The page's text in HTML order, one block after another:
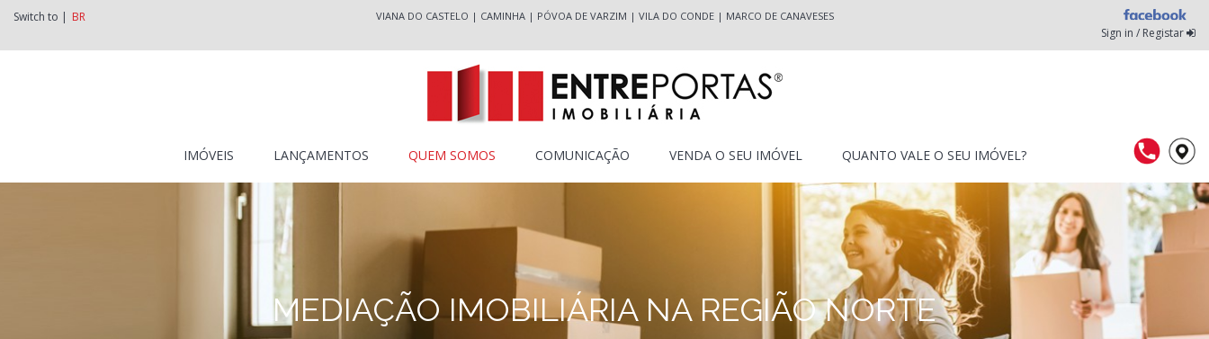
Switch to | BR VIANA DO CASTELO | CAMINHA| PÓVOA DE VARZIM | VILA DO CONDE| MARCO DE CANAVESES
Sign in / Registar
IMÓVEIS LANÇAMENTOS QUEM SOMOS COMUNICAÇÃO VENDA O SEU IMÓVEL QUANTO VALE O SEU IMÓVEL?
MEDIAÇÃO IMOBILIÁRIA NA REGIÃO NORTE